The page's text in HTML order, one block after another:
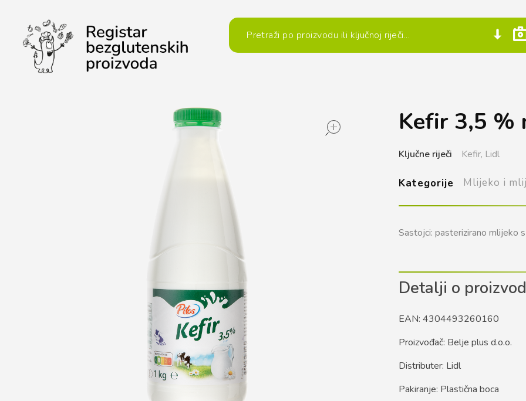
Kefir 3,5 %
Sastojci: pasterizirano mlijeko
Ključne riječi Kefir, Lidl
Kategorije Mlijeko i
Detalji o
EAN: 4304493260160
Proizvođač: Belje plus d.o.o.
Distributer: Lidl
Pakiranje: Plastična boca